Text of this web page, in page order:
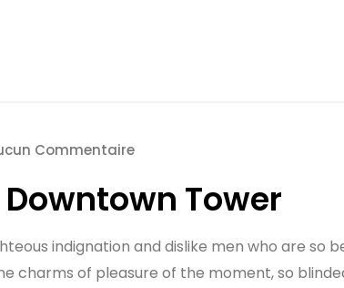
Commentaire
Tower
indignation and dislike men who are so
charms of pleasure of the moment, so